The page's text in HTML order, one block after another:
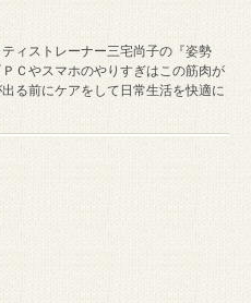
ィストレーナー三宅尚子の『姿勢
Ｃやスマホのやりすぎはこの筋肉が
る前にケアをして日常生活を快適に